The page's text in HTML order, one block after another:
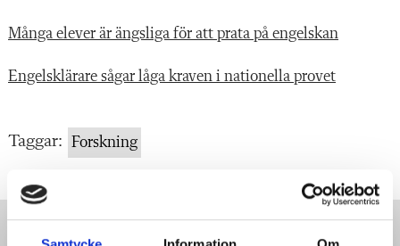
Många elever är ängsliga för att prata på engelskan
Engelsklärare sågar låga kraven i nationella provet
Taggar: Forskning